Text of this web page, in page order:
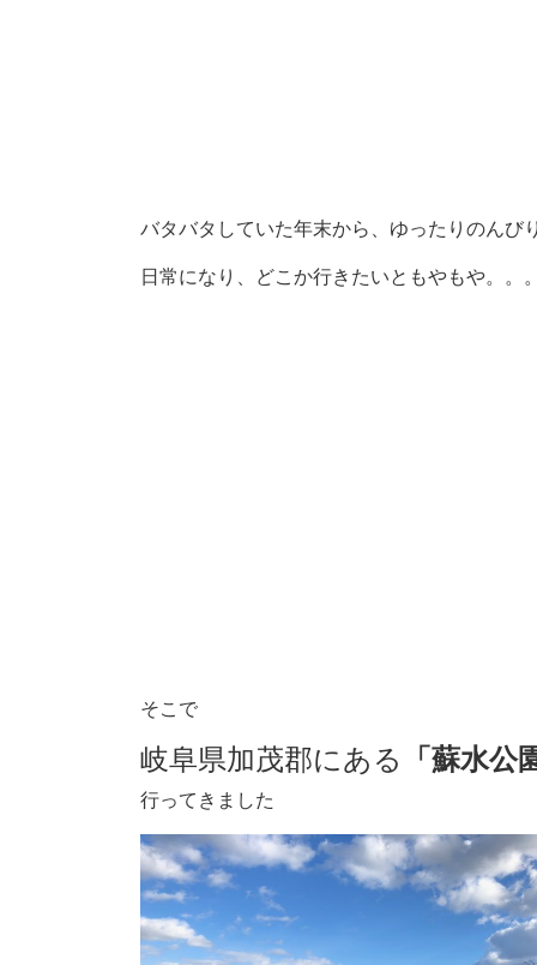
バタバタしていた年末から、ゆったりのんび
日常になり、どこか行きたいともやもや。。
そこで
岐阜県加茂郡にある 「蘇水公
行ってきました